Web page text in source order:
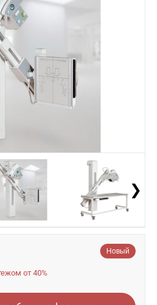
❯
Новый
от 40%